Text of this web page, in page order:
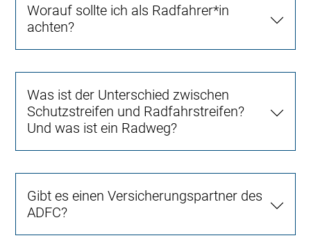
Worauf sollte ich als Radfahrer*in
achten?
Was ist der Unterschied zwischen
Schutzstreifen und Radfahrstreifen?
Und was ist ein Radweg?
Gibt es einen Versicherungspartner des
ADFC?